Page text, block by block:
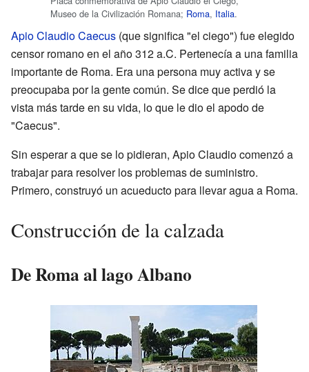
Museo de la Civilización Romana; Roma, Italia.
Apio Claudio Caecus (que significa "el ciego") fue elegido
censor romano en el año 312 a.C. Pertenecía a una familia
importante de Roma. Era una persona muy activa y se
preocupaba por la gente común. Se dice que perdió la
vista más tarde en su vida, lo que le dio el apodo de
"Caecus".
Sin esperar a que se lo pidieran, Apio Claudio comenzó a
trabajar para resolver los problemas de suministro.
Primero, construyó un acueducto para llevar agua a Roma.
Construcción de la calzada
De Roma al lago Albano